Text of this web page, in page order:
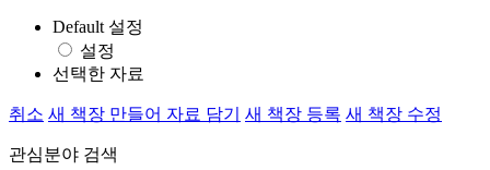
Default 설정
설정
선택한 자료
취소 새 책장 만들어 자료 담기 새 책장 등록 새 책장 수정
관심분야 검색